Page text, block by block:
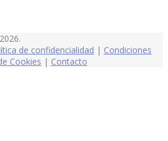
de confidencialidad | Condiciones
Cookies | Contacto